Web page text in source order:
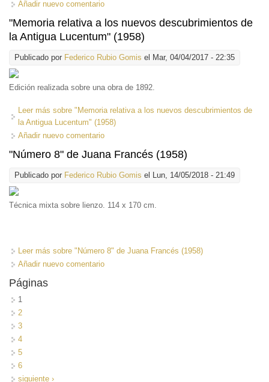
Añadir nuevo comentario
"Memoria relativa a los nuevos descubrimientos de
la Antigua Lucentum" (1958)
Publicado por Federico Rubio Gomis el Mar, 04/04/2017 - 22:35
Edición realizada sobre una obra de 1892.
Leer más sobre "Memoria relativa a los nuevos descubrimientos de
la Antigua Lucentum" (1958)
Añadir nuevo comentario
"Número 8" de Juana Francés (1958)
Publicado por Federico Rubio Gomis el Lun, 14/05/2018 - 21:49
Técnica mixta sobre lienzo. 114 x 170 cm.
Leer más sobre "Número 8" de Juana Francés (1958)
Añadir nuevo comentario
Páginas
1
2
3
4
5
6
siguiente ›